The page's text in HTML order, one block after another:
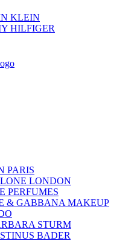
KLEIN
HILFIGER
PARIS
LONDON
PERFUMES
& GABBANA MAKEUP
STURM
BADER